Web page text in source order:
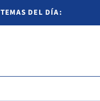
TEMAS DEL DÍA: